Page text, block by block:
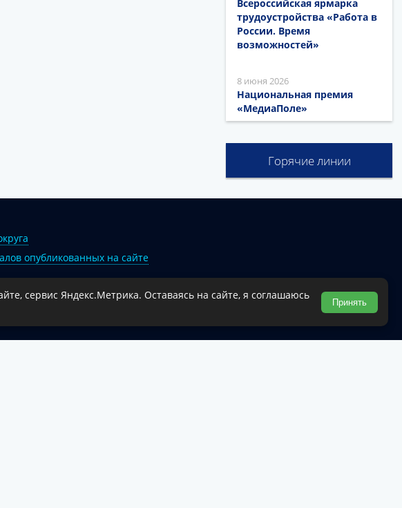
Всероссийская ярмарка
трудоустройства «Работа в
России. Время
возможностей»
8 июня 2026
Национальная премия
«МедиаПоле»
Горячие линии
опубликованных на сайте
администрации Туапсинского муниципального округа.
сервис Яндекс.Метрика. Оставаясь на сайте, я соглашаюсь
Принять